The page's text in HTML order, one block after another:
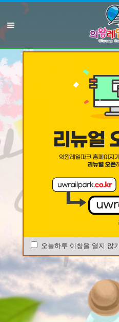
오늘하루 이창을 열지 않기